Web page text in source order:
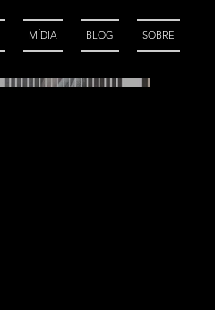
MÍDIA BLOG SOBRE